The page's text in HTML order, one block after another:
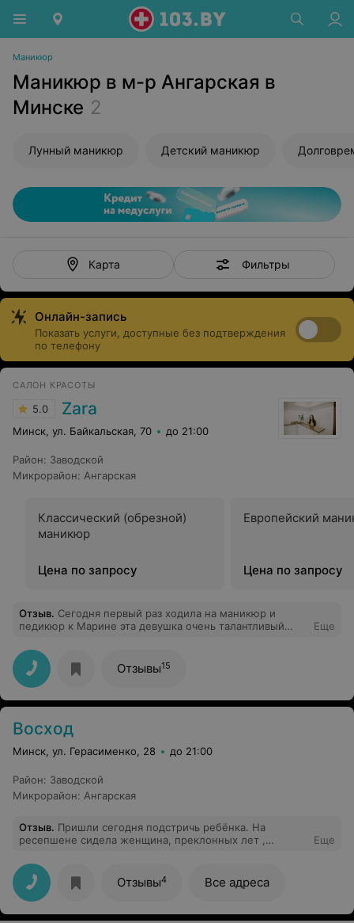
Маникюр
Маникюр в м-р Ангарская в
Минске 2
Лунный маникюр Детский маникюр
Карта Фильтры
Онлайн-запись
Показать услуги, доступные без подтверждения
по телефону
САЛОН КРАСОТЫ
5.0 Zara
Минск, ул. Байкальская, 70 до 21:00
Район: Заводской
Микрорайон: Ангарская
Классический (обрезной)
маникюр
Цена по запросу
Европейский
Цена по запросу
Отзыв. Сегодня первый раз ходила на маникюр и
педикюр к Марине эта девушка очень талантливый
работу,доброжелательная и приятная
собеседница.Очень понравилась ее работа,буду ее
постоянной клиенткой и советую многим женщинам.
Еще
Отзывы15
Восход
Минск, ул. Герасименко, 28 до 21:00
Район: Заводской
Микрорайон: Ангарская
Отзыв. Пришли сегодня подстричь ребёнка. На
ресепшене сидела женщина, преклонных лет ,
то что пришли клиенты, как говорила так и
продолжала. На вопрос " долго ли нам ещё ждать пока
вы закончите разговор просто проигнорировала, даже
глаз не подняла как говориться. Обслуживание
никакое! Собрались уходить и только тогда соезволила
Еще
Отзывы4 Все адреса